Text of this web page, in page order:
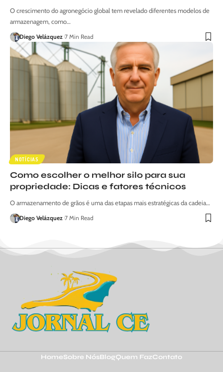
O crescimento do agronegócio global tem revelado diferentes modelos de
armazenagem, como…
Diego Velázquez 7 Min Read
NOTÍCIAS
Como escolher o melhor silo para sua
propriedade: Dicas e fatores técnicos
O armazenamento de grãos é uma das etapas mais estratégicas da cadeia…
Diego Velázquez 7 Min Read
HomeSobre NósBlogQuem FazContato